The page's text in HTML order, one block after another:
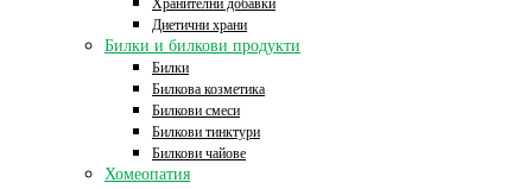
Хранителни добавки
Диетични храни
Билки и билкови продукти
Билки
Билкова козметика
Билкови смеси
Билкови тинктури
Билкови чайове
Хомеопатия